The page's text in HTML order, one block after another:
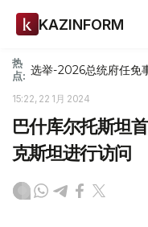
KAZINFORM
热
点: 选举-2026总统府任免
15:22, 22 1月 2024
巴什库尔托斯坦
克斯坦进行访问